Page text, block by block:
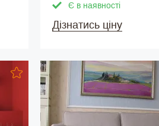
Є в наявності
Дізнатись ціну